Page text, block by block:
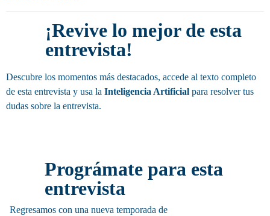
¡Revive lo mejor de esta
entrevista!
Descubre los momentos más destacados, accede al texto completo
de esta entrevista y usa la Inteligencia Artificial para resolver tus
dudas sobre la entrevista.
Prográmate para esta
entrevista
Regresamos con una nueva temporada de